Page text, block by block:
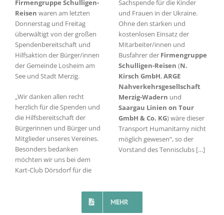
Firmengruppe Schulligen-
Reisen waren am letzten
Donnerstag und Freitag
überwältigt von der großen
Spendenbereitschaft und
Hilfsaktion der Bürger/innen
der Gemeinde Losheim am
See und Stadt Merzig.
„Wir danken allen recht
herzlich für die Spenden und
die Hilfsbereitschaft der
Bürgerinnen und Bürger und
Mitglieder unseres Vereines.
Besonders bedanken
möchten wir uns bei dem
Kart-Club Dörsdorf für die
Sachspende für die Kinder
und Frauen in der Ukraine.
Ohne den starken und
kostenlosen Einsatz der
Mitarbeiter/innen und
Busfahrer der Firmengruppe
Schulligen-Reisen (N.
Kirsch GmbH,ARGE
Nahverkehrsgesellschaft
Merzig-Wadern und
Saargau Linien on Tour
GmbH & Co. KG) wäre dieser
Transport Humanitarny nicht
möglich gewesen“, so der
Vorstand des Tennisclubs […]
MEHR